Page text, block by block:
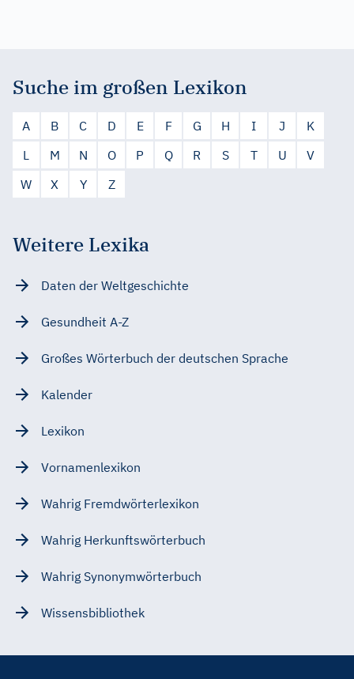
Suche im großen Lexikon
A B C D E F G H I J
K
L
M N O P Q R S T U
V
W
X Y Z
Weitere Lexika
Daten der Weltgeschichte
Gesundheit A-Z
Großes Wörterbuch der deutschen Sprache
Kalender
Lexikon
Vornamenlexikon
Wahrig Fremdwörterlexikon
Wahrig Herkunftswörterbuch
Wahrig Synonymwörterbuch
Wissensbibliothek